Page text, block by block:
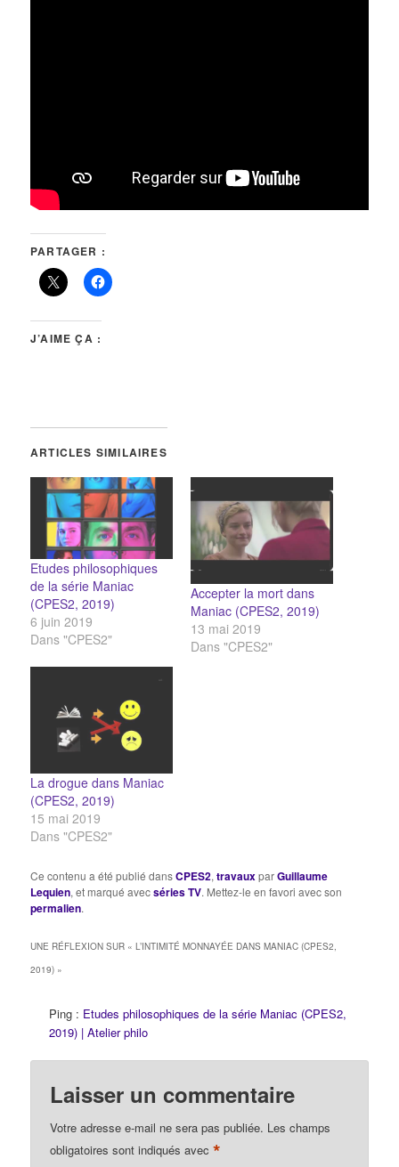
PARTAGER :
J’AIME ÇA :
ARTICLES SIMILAIRES
Etudes philosophiques
de la série Maniac
(CPES2, 2019)
6 juin 2019
Dans "CPES2"
Accepter la mort dans
Maniac (CPES2, 2019)
13 mai 2019
Dans "CPES2"
La drogue dans Maniac
(CPES2, 2019)
15 mai 2019
Dans "CPES2"
Ce contenu a été publié dansCPES2,travauxparGuillaume
Lequien, et marqué avecséries TV. Mettez-le en favori avec son
permalien.
UNE RÉFLEXION SUR «L’INTIMITÉ MONNAYÉE DANS MANIAC (CPES2,
2019) »
Ping : Etudes philosophiques de la série Maniac (CPES2,
2019) | Atelier philo
Laisser un commentaire
Votre adresse e-mail ne sera pas publiée. Les champs
obligatoires sont indiqués avec*